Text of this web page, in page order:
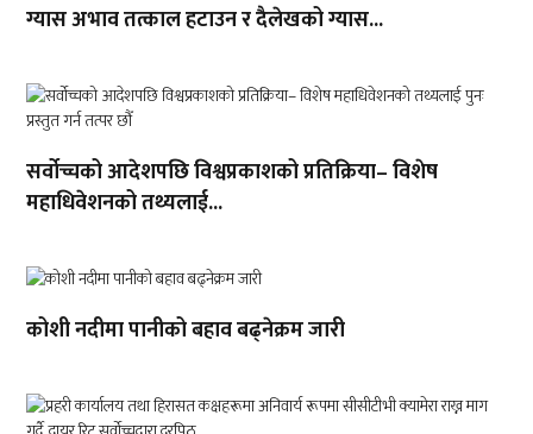
ग्यास अभाव तत्काल हटाउन र दैलेखको ग्यास...
सर्वोच्चको आदेशपछि विश्वप्रकाशको प्रतिक्रिया– विशेष
महाधिवेशनको तथ्यलाई...
कोशी नदीमा पानीको बहाव बढ्नेक्रम जारी